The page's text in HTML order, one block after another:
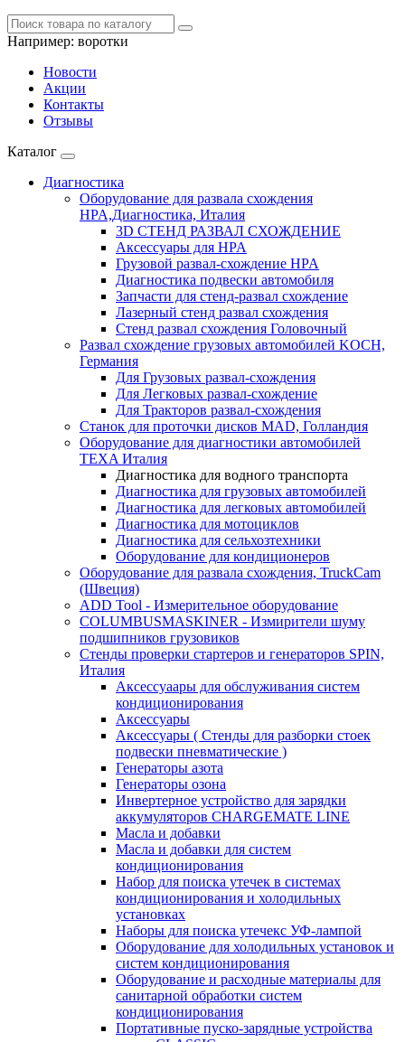
Например: воротки
Новости
Акции
Контакты
Отзывы
Каталог
Диагностика
Оборудование для развала схождения
HPA,Диагностика, Италия
3D СТЕНД РАЗВАЛ СХОЖДЕНИЕ
Аксессуары для HPA
Грузовой развал-схождение HPA
Диагностика подвески автомобиля
Запчасти для стенд-развал схождение
Лазерный стенд развал схождения
Стенд развал схождения Головочный
Развал схождение грузовых автомобилей KOCH,
Германия
Для Грузовых развал-схождения
Для Легковых развал-схождение
Для Тракторов развал-схождения
Станок для проточки дисков MAD, Голландия
Оборудование для диагностики автомобилей
TEXA Италия
Диагностика для водного транспорта
Диагностика для грузовых автомобилей
Диагностика для легковых автомобилей
Диагностика для мотоциклов
Диагностика для сельхозтехники
Оборудование для кондиционеров
Оборудование для развала схождения, TruckCam
(Швеция)
ADD Tool - Измерительное оборудование
COLUMBUSMASKINER - Измирители шуму
подшипников грузовиков
Стенды проверки стартеров и генераторов SPIN,
Италия
Аксессуаары для обслуживания систем
кондиционирования
Аксессуары
Аксессуары ( Стенды для разборки стоек
подвески пневматические )
Генераторы азота
Генераторы озона
Инвертерное устройство для зарядки
аккумуляторов CHARGEMATE LINE
Масла и добавки
Масла и добавки для систем
кондиционирования
Набор для поиска утечек в системах
кондиционирования и холодильных
установках
Наборы для поиска утечекс УФ-лампой
Оборудование для холодильных установок и
систем кондиционирования
Оборудование и расходные материалы для
санитарной обработки систем
кондиционирования
Портативные пуско-зарядные устройства